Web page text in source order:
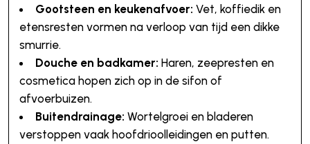
Gootsteen en keukenafvoer: Vet, koffiedik en
etensresten vormen na verloop van tijd een dikke
smurrie.
Douche en badkamer: Haren, zeepresten en
cosmetica hopen zich op in de sifon of
afvoerbuizen.
Buitendrainage: Wortelgroei en bladeren
verstoppen vaak hoofdrioolleidingen en putten.